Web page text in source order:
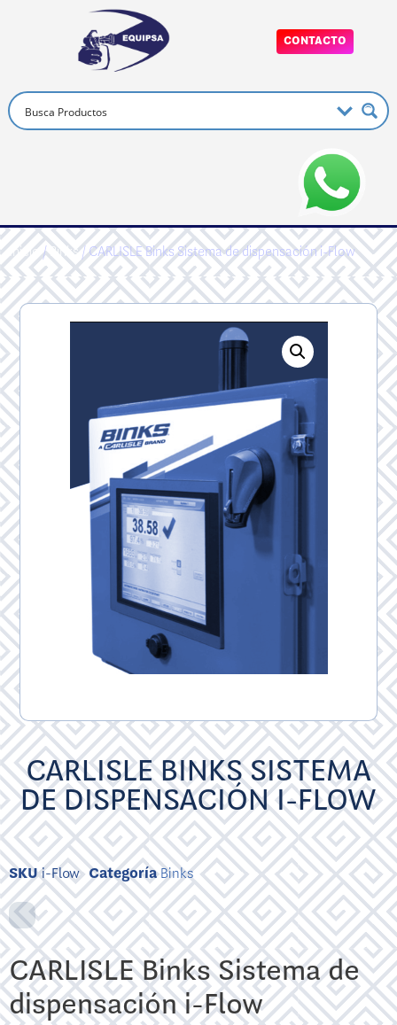
CONTACTO
Inicio/Binks/ CARLISLE Binks Sistema de dispensación i-Flow
CARLISLE BINKS SISTEMA
DE DISPENSACIÓN I-FLOW
SKUi-Flow Categoría Binks
CARLISLE Binks Sistema de
dispensación i-Flow